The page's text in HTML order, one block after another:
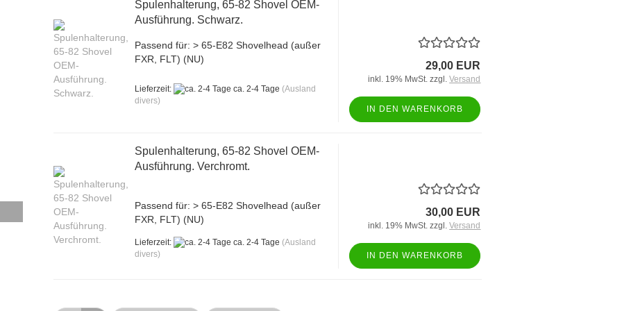
Spulenhalterung, 65-82 Shovel OEM-
Ausführung. Schwarz.
Passend für: > 65-E82 Shovelhead (außer
FXR, FLT) (NU)
Lieferzeit: ca. 2-4 Tage (Ausland
divers)
29,00 EUR
inkl. 19% MwSt. zzgl.Versand
IN DEN WARENKORB
Spulenhalterung, 65-82 Shovel OEM-
Ausführung. Verchromt.
Passend für: > 65-E82 Shovelhead (außer
FXR, FLT) (NU)
Lieferzeit: ca. 2-4 Tage (Ausland
divers)
30,00 EUR
inkl. 19% MwSt. zzgl.Versand
IN DEN WARENKORB